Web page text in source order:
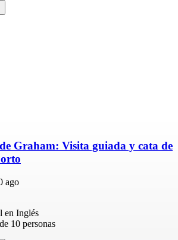
Graham: Visita guiada y cata de
ago
en Inglés
10 personas